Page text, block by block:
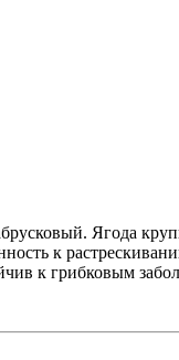
Ягода
к
к грибковым